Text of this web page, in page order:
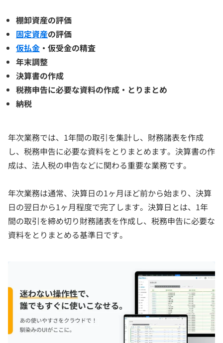
棚卸資産の評価
固定資産の評価
仮払金 ・仮受金の精査
年末調整
決算書の作成
税務申告に必要な資料の作成・とりまとめ
納税
年次業務では、1年間の取引を集計し、財務諸表を作成
し、税務申告に必要な資料をとりまとめます。決算書の作
成は、法人税の申告などに関わる重要な業務です。
年次業務は通常、決算日の1ヶ月ほど前から始まり、決算
日の翌日から1ヶ月程度で完了します。決算日とは、1年
間の取引を締め切り財務諸表を作成し、税務申告に必要な
資料をとりまとめる基準日です。